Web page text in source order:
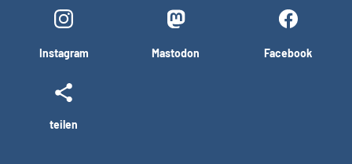
Instagram Mastodon Facebook
teilen